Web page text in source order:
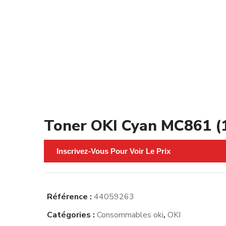
Toner OKI Cyan MC861
Inscrivez-Vous Pour Voir Le Prix
Référence : 44059263
Catégories : Consommables oki, OKI